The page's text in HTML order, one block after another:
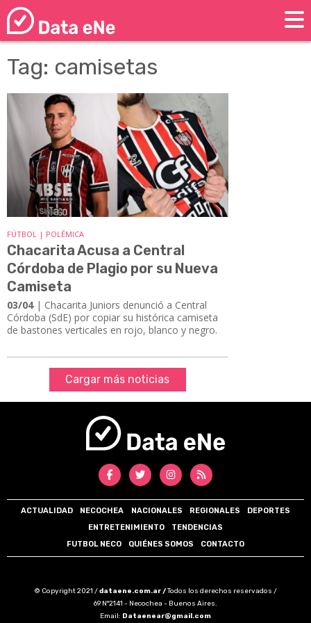
Tag: camisetas
FÚTBOL | POLÉMICA
Chacarita Acusa a Central
Córdoba de Plagio por su Nueva
Camiseta
03/04| Chacarita Juniors denunció a Central
Córdoba (SdE) por copiar su histórica camiseta
de bastones verticales en rojo, blanco y negro.
Cargar más noticias
ACTUALIDAD NECOCHEA NACIONALES REGIONALES
DEPORTES
ENTRETENIMIENTO
TENDENCIAS
FUTBOL NECO
QUIÉNES SOMOS CONTACTO
© Copyright 2021 /dataene.com.ar /Todos los derechos reservados /
69 N°2141 - Necochea - Buenos Aires.
Email: Dataenear@gmail.com